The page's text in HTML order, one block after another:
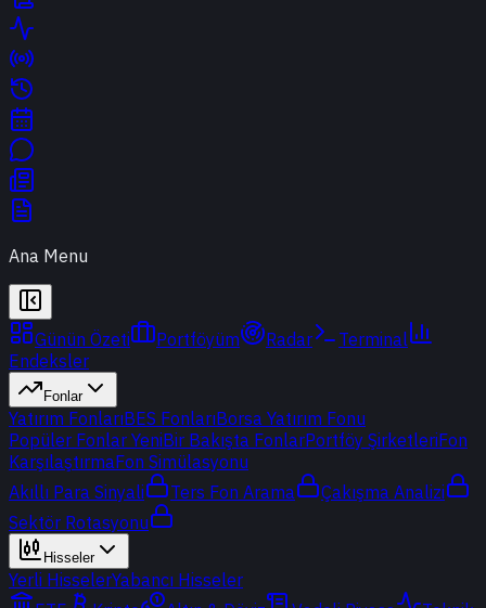
Ana Menu
Günün Özeti Portföyüm Radar
Terminal
Endeksler
Fonlar
Yatırım FonlarıBES FonlarıBorsa Yatırım Fonu
Popüler Fonlar YeniBir Bakışta FonlarPortföy ŞirketleriFon
KarşılaştırmaFon Simülasyonu
Akıllı Para Sinyali
Ters Fon Arama
Çakışma Analizi
Sektör Rotasyonu
Hisseler
Yerli HisselerYabancı Hisseler